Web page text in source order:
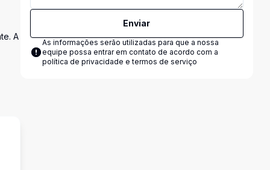
A
Enviar
As informações serão utilizadas para que a nossa
equipe possa entrar em contato de acordo com a
política de privacidade e termos de serviço